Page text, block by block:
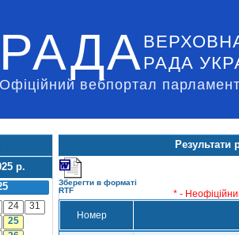
РАДА РАДА
Офіційний вебпортал
р.
24
31
25
Результати
Зберегти в форматі
RTF
* -
Номер